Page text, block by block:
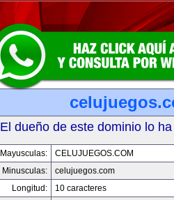
El dueño de este dominio lo
Mayusculas:
CELUJUEGOS.COM
Minusculas:
celujuegos.com
Longitud:
10 caracteres